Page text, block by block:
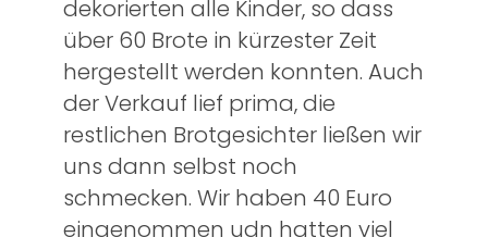
dekorierten alle Kinder, so dass
über 60 Brote in kürzester Zeit
hergestellt werden konnten. Auch
der Verkauf lief prima, die
restlichen Brotgesichter ließen wir
uns dann selbst noch
schmecken. Wir haben 40 Euro
eingenommen udn hatten viel